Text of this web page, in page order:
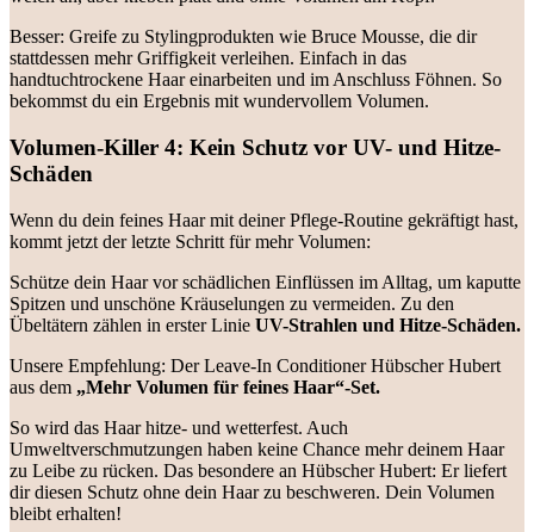
Besser: Greife zu Stylingprodukten wie Bruce Mousse, die dir
stattdessen mehr Griffigkeit verleihen. Einfach in das
handtuchtrockene Haar einarbeiten und im Anschluss Föhnen. So
bekommst du ein Ergebnis mit wundervollem Volumen.
Volumen-Killer 4: Kein Schutz vor UV- und Hitze-
Schäden
Wenn du dein feines Haar mit deiner Pflege-Routine gekräftigt hast,
kommt jetzt der letzte Schritt für mehr Volumen:
Schütze dein Haar vor schädlichen Einflüssen im Alltag, um kaputte
Spitzen und unschöne Kräuselungen zu vermeiden. Zu den
Übeltätern zählen in erster Linie UV-Strahlen und Hitze-Schäden.
Unsere Empfehlung: Der Leave-In Conditioner Hübscher Hubert
aus dem „Mehr Volumen für feines Haar“-Set.
So wird das Haar hitze- und wetterfest. Auch
Umweltverschmutzungen haben keine Chance mehr deinem Haar
zu Leibe zu rücken. Das besondere an Hübscher Hubert: Er liefert
dir diesen Schutz ohne dein Haar zu beschweren. Dein Volumen
bleibt erhalten!